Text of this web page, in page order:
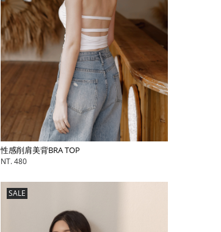
性感削肩美背BRA TOP
NT. 480
SALE